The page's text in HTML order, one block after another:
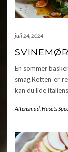
juli 24, 2024
En sommer
smag.Retten er
kan du lide
Aftensmad Husets